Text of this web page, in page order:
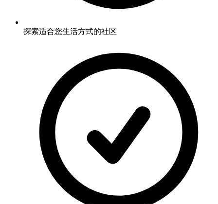
探索适合您生活方式的社区